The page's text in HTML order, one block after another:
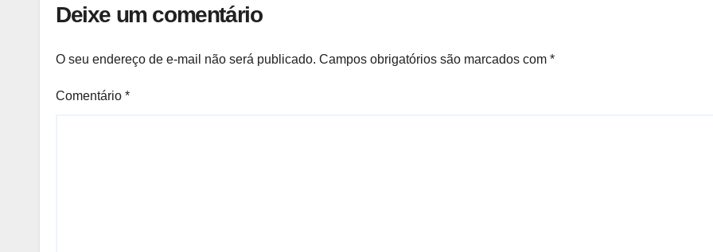
Deixe um comentário
O seu endereço de e-mail não será publicado. Campos obrigatórios são marcados com *
Comentário *